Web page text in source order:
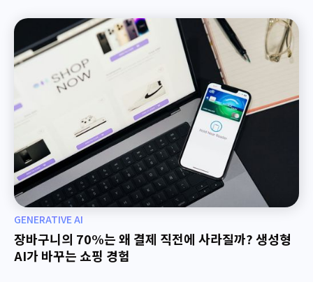
GENERATIVE AI
장바구니의 70%는 왜 결제 직전에 사라질까? 생성형
AI가 바꾸는 쇼핑 경험